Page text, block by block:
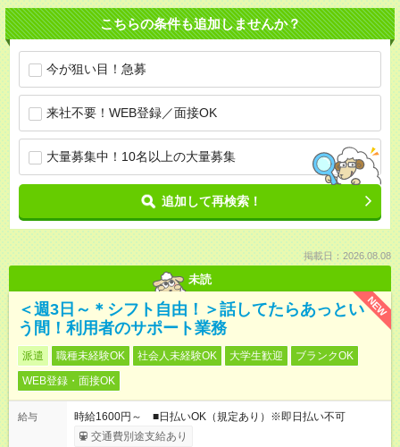
こちらの条件も追加しませんか？
今が狙い目！急募
来社不要！WEB登録／面接OK
大量募集中！10名以上の大量募集
追加して再検索！
掲載日：2026.08.08
未読
NEW
＜週3日～＊シフト自由！＞話してたらあっとい
う間！利用者のサポート業務
派遣 職種未経験OK 社会人未経験OK 大学生歓迎
ブランクOK
WEB登録・面接OK
給与
時給1600円～ ■日払いOK（規定あり）※即日払い不可
交通費別途支給あり